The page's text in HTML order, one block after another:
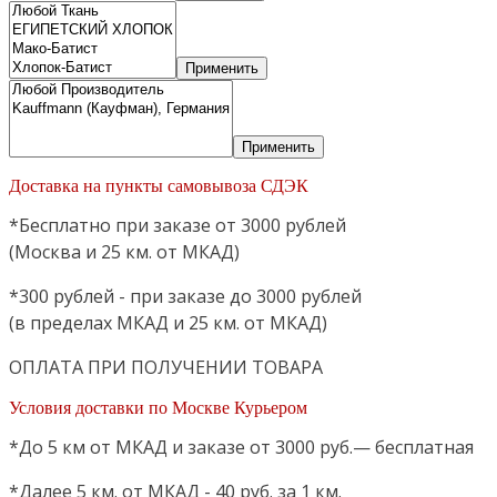
Применить
Применить
Доставка на пункты самовывоза СДЭК
*Бесплатно при заказе от 3000 рублей
(Москва и 25 км. от МКАД)
*300 рублей - при заказе до 3000 рублей
(в пределах МКАД и 25 км. от МКАД)
ОПЛАТА ПРИ ПОЛУЧЕНИИ ТОВАРА
Условия доставки по Москве Курьером
*До 5 км от МКАД и заказе от 3000 руб.— бесплатная
*Далее 5 км. от МКАД - 40 руб. за 1 км.